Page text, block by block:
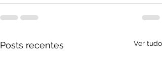
Posts recentes Ver tudo